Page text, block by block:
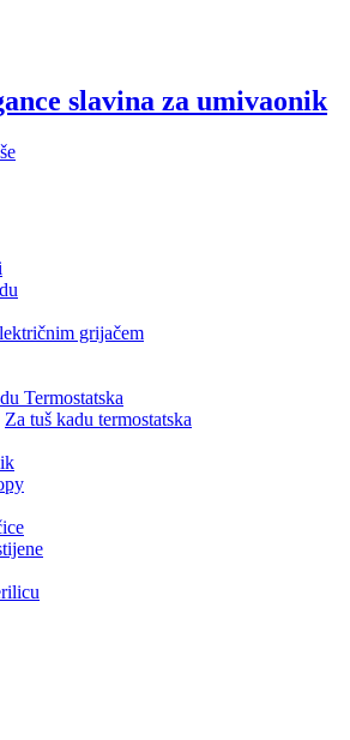
slavina za umivaonik
grijačem
Termostatska
Za tuš kadu termostatska